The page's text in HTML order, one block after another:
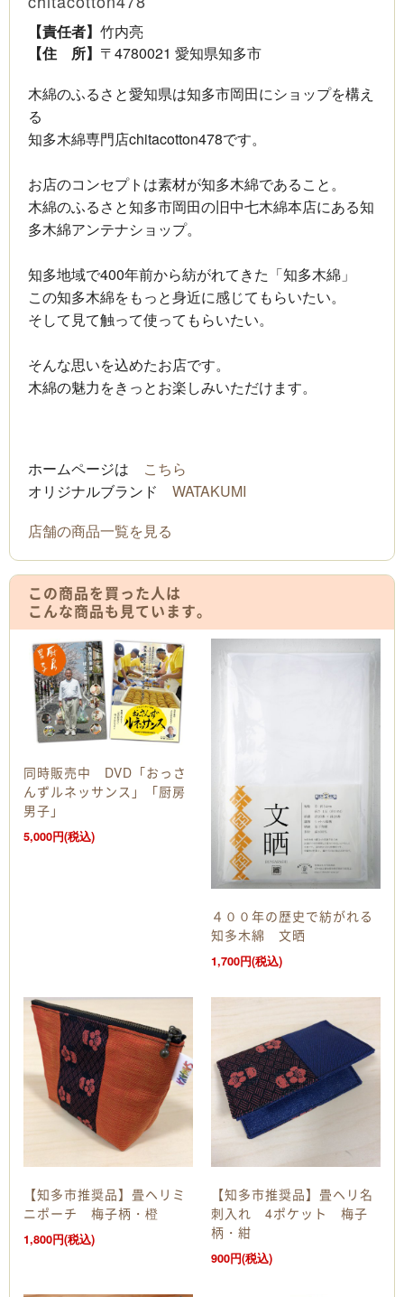
【責任者】 竹内亮
【住 所】 〒4780021 愛知県知多市
木綿のふるさと愛知県は知多市岡田にショップを構え
る
知多木綿専門店chitacotton478です。
お店のコンセプトは素材が知多木綿であること。
木綿のふるさと知多市岡田の旧中七木綿本店にある知
多木綿アンテナショップ。
知多地域で400年前から紡がれてきた「知多木綿」
この知多木綿をもっと身近に感じてもらいたい。
そして見て触って使ってもらいたい。
そんな思いを込めたお店です。
木綿の魅力をきっとお楽しみいただけます。
ホームページは こちら
オリジナルブランド WATAKUMI
店舗の商品一覧を見る
この商品を買った人は
こんな商品も見ています。
同時販売中 DVD「おっさ
んずルネッサンス」「厨房
男子」
5,000円(税込)
４００年の歴史で紡がれる
知多木綿 文晒
1,700円(税込)
【知多市推奨品】畳ヘリミ
ニポーチ 梅子柄・橙
1,800円(税込)
【知多市推奨品】畳ヘリ名
刺入れ 4ポケット 梅子
柄・紺
900円(税込)